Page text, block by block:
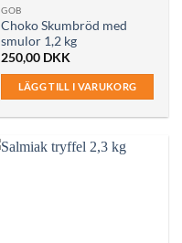
GOB
Choko Skumbröd med
smulor 1,2 kg
250,00 DKK
LÄGG TILL I VARUKORG